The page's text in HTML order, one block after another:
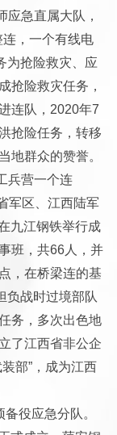
应急直属大队，
，一个有线电
为抢险救灾、应
抢险救灾任务，
连队，2020年7
抢险任务，转移
地群众的赞誉。
兵营一个连
军区、江西陆军
九江钢铁举行成
班，共66人，并
，在桥梁连的基
负战时过境部队
务，多次出色地
了江西省非公企
部”，成为江西
役应急分队。